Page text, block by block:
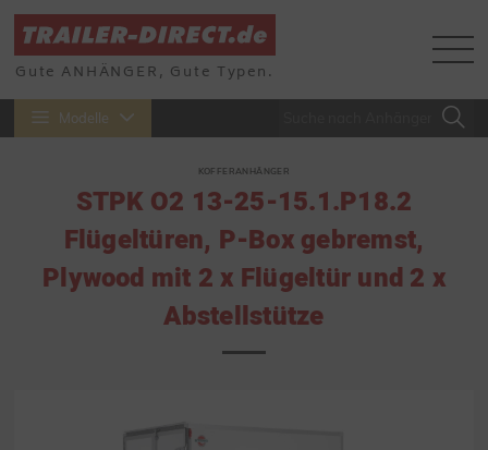
Gute ANHÄNGER, Gute Typen.
Modelle
KOFFERANHÄNGER
STPK O2 13-25-15.1.P18.2
Flügeltüren, P-Box gebremst,
Plywood mit 2 x Flügeltür und 2 x
Abstellstütze